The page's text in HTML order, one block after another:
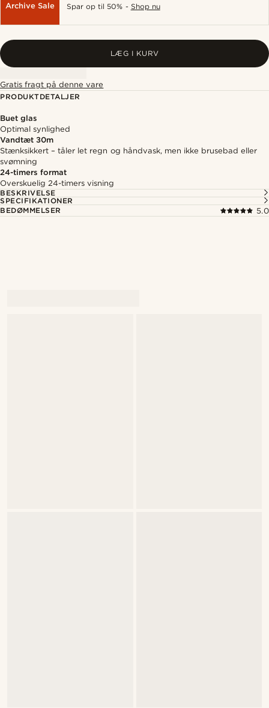
Archive Sale Spar op til 50% - Shop nu
LÆG I KURV
Gratis fragt på denne vare
PRODUKTDETALJER
Buet glas
Optimal synlighed
Vandtæt 30m
Stænksikkert – tåler let regn og håndvask, men ikke brusebad eller
svømning
24-timers format
Overskuelig 24-timers visning
BESKRIVELSE
SPECIFIKATIONER
BEDØMMELSER
5.0